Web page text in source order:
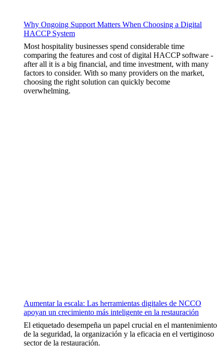
Why Ongoing Support Matters When Choosing a Digital
HACCP System
Most hospitality businesses spend considerable time
comparing the features and cost of digital HACCP software -
after all it is a big financial, and time investment, with many
factors to consider. With so many providers on the market,
choosing the right solution can quickly become
overwhelming.
Aumentar la escala: Las herramientas digitales de NCCO
apoyan un crecimiento más inteligente en la restauración
El etiquetado desempeña un papel crucial en el mantenimiento
de la seguridad, la organización y la eficacia en el vertiginoso
sector de la restauración.